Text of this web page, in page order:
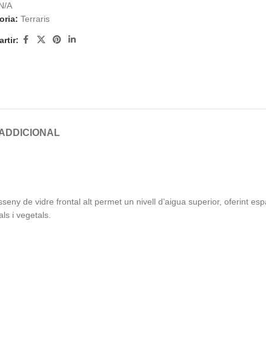
A
Terraris
de vidre frontal alt permet un nivell d’aigua superior, oferint
i vegetals.